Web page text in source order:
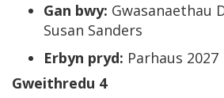
Gan bwy: Gwasanaethau
Susan Sanders
Erbyn pryd: Parhaus 2027
Gweithredu 4